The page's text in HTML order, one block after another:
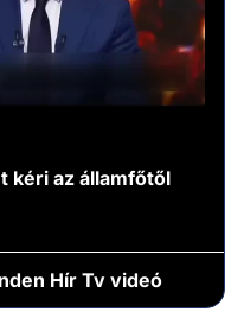
kéri az államfőtől
Hír Tv videó